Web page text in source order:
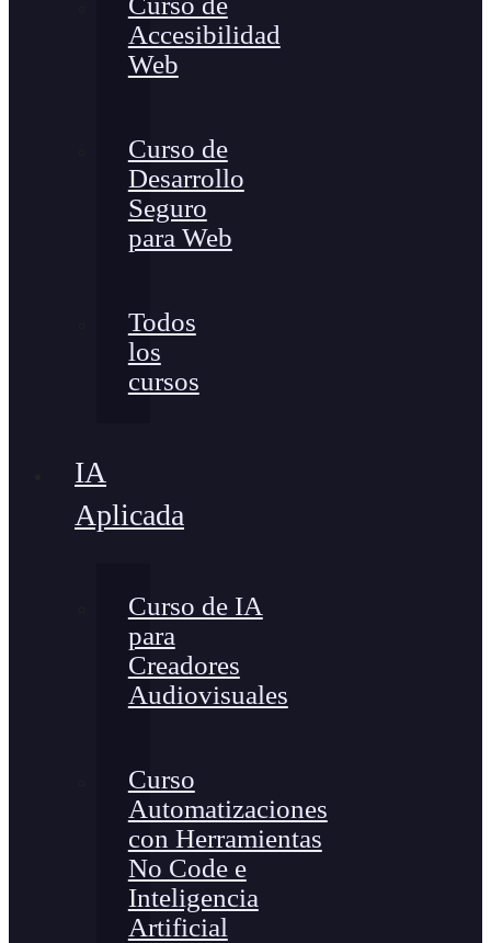
Accesibilidad
Web
Curso de
Desarrollo
Seguro
para Web
Todos
los
cursos
IA
Aplicada
Curso de IA
para
Creadores
Audiovisuales
Curso
Automatizaciones
con Herramientas
No Code e
Inteligencia
Artificial